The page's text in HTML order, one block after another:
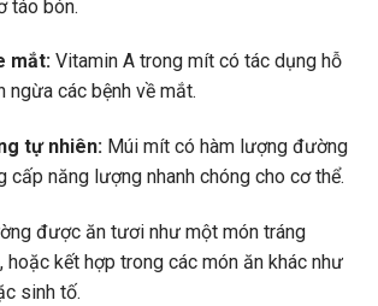
táo bón.
mắt: Vitamin A trong mít có tác dụng hỗ
ngừa các bệnh về mắt.
tự nhiên: Múi mít có hàm lượng đường
cấp năng lượng nhanh chóng cho cơ thể.
được ăn tươi như một món tráng
hoặc kết hợp trong các món ăn khác như
sinh tố.